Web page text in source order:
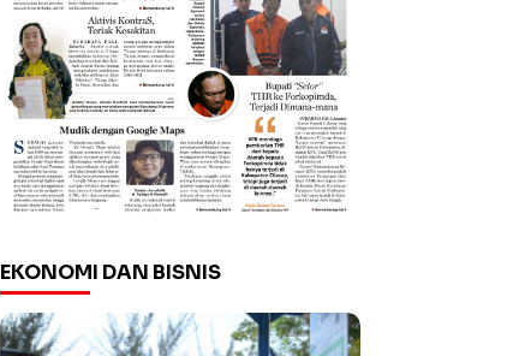
EKONOMI DAN BISNIS